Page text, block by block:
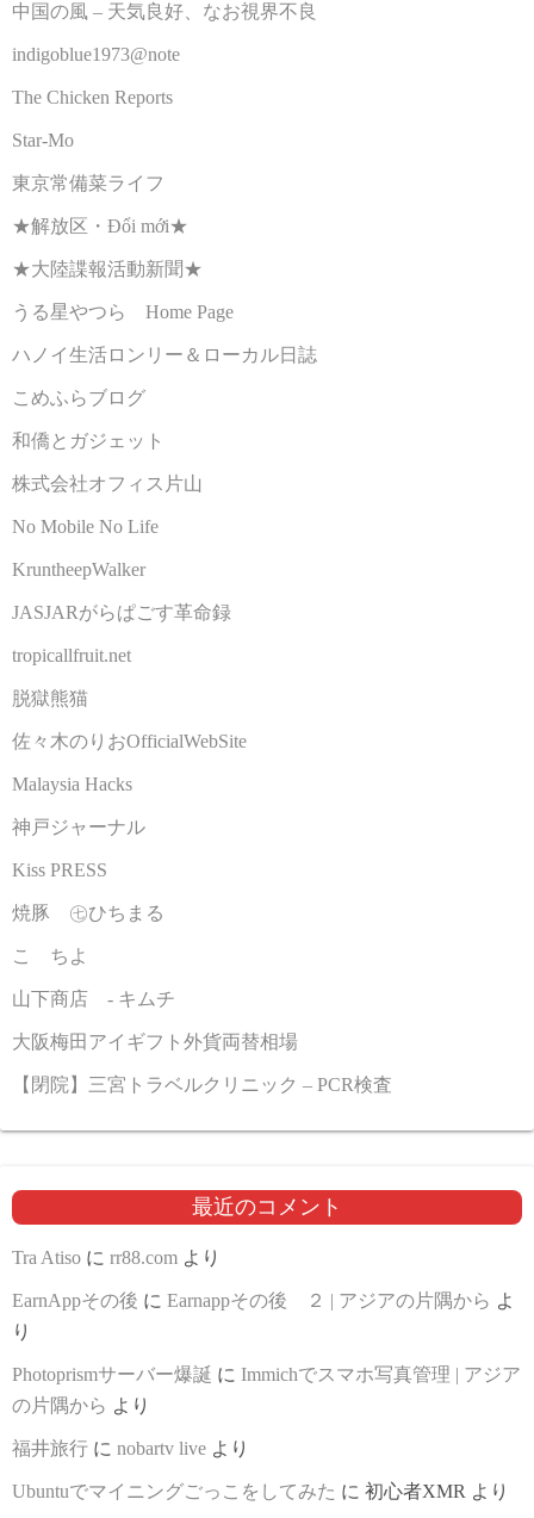
中国の風 – 天気良好、なお視界不良
indigoblue1973@note
The Chicken Reports
Star-Mo
東京常備菜ライフ
★解放区・Đổi mới★
★大陸諜報活動新聞★
うる星やつら Home Page
ハノイ生活ロンリー＆ローカル日誌
こめふらブログ
和僑とガジェット
株式会社オフィス片山
No Mobile No Life
KruntheepWalker
JASJARがらぱごす革命録
tropicallfruit.net
脱獄熊猫
佐々木のりおOfficialWebSite
Malaysia Hacks
神戸ジャーナル
Kiss PRESS
焼豚 ㊆ひちまる
こゝちよ
山下商店 - キムチ
大阪梅田アイギフト外貨両替相場
【閉院】三宮トラベルクリニック – PCR検査
最近のコメント
Tra Atiso に rr88.com より
EarnAppその後 に Earnappその後 ２ | アジアの片隅から よ
り
Photoprismサーバー爆誕 に Immichでスマホ写真管理 | アジア
の片隅から より
福井旅行 に nobartv live より
Ubuntuでマイニングごっこをしてみた に 初心者XMR より